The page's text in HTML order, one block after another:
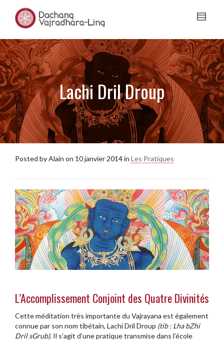
Lachi Dril Droup
Posted byAlain on 10 janvier 2014in Les Pratiques
L’Accomplissement Conjoint des Quatre Divinités
Cette méditation très importante du Vajrayana est également
connue par son nom tibétain, Lachi Dril Droup (tib : Lha bZhi
Dril sGrub). Il s’agit d’une pratique transmise dans l’école